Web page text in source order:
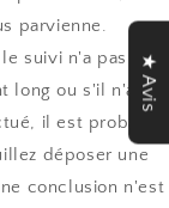
parvienne.
suivi n'a pas été
long ou s'il n'a
il est probable
déposer une
conclusion n'est
★ Avis